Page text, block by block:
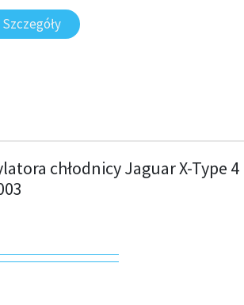
Szczegóły
chłodnicy Jaguar X-Type 4